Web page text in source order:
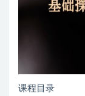
课程目录